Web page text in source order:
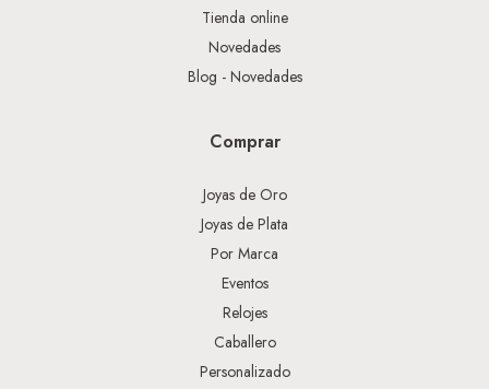
Tienda online
Novedades
Blog - Novedades
Comprar
Joyas de Oro
Joyas de Plata
Por Marca
Eventos
Relojes
Caballero
Personalizado